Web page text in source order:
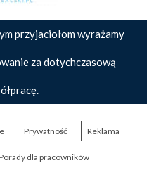
przyjaciołom wyrażamy
za dotychczasową
Prywatność Reklama
dla pracowników